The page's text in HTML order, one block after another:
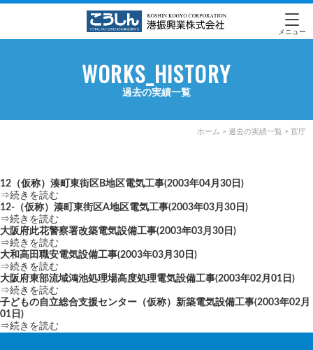
メニュー
WORKS_HISTORY
過去の実績一覧
ホーム > 過去の実績一覧 > 官庁
12（仮称）湊町東街区B地区電気工事(2003年04月30日)
⇒続きを読む
12-（仮称）湊町東街区A地区電気工事(2003年03月30日)
⇒続きを読む
大阪府此花警察署改築電気設備工事(2003年03月30日)
⇒続きを読む
大和高田職安電気設備工事(2003年03月30日)
⇒続きを読む
大阪府東部流域鴻池処理場高度処理電気設備工事(2003年02月01日)
⇒続きを読む
子どもの自立総合支援センター（仮称）新築電気設備工事(2003年02月
01日)
⇒続きを読む